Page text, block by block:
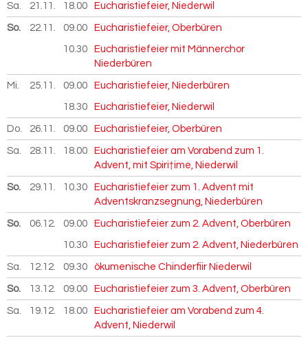
Sa. 21.11. 2026
18.00 Eucharistiefeier, Niederwil
So. 22.11. 2026
09.00 Eucharistiefeier, Oberbüren
10.30
Eucharistiefeier mit Männerchor
Niederbüren
Mi. 25.11. 2026
09.00 Eucharistiefeier, Niederbüren
18.30 Eucharistiefeier, Niederwil
Do. 26.11. 2026
09.00 Eucharistiefeier, Oberbüren
Sa. 28.11. 2026
18.00
Eucharistiefeier am Vorabend zum 1.
Advent, mit Spiri†ime, Niederwil
So. 29.11. 2026
10.30
Eucharistiefeier zum 1. Advent mit
Adventskranzsegnung, Niederbüren
So. 06.12. 2026
09.00 Eucharistiefeier zum 2. Advent, Oberbüren
10.30 Eucharistiefeier zum 2. Advent, Niederbüren
Sa. 12.12. 2026
09.30 ökumenische Chinderfiir Niederwil
So. 13.12. 2026
09.00 Eucharistiefeier zum 3. Advent, Oberbüren
Sa. 19.12. 2026
18.00
Eucharistiefeier am Vorabend zum 4.
Advent, Niederwil